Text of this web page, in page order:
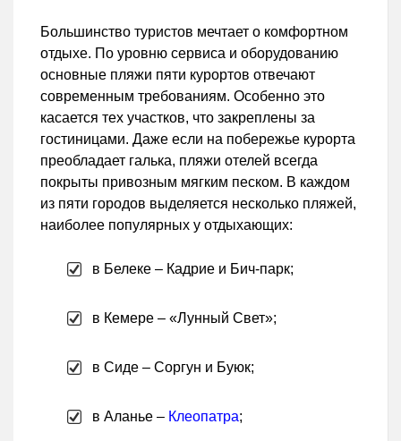
Большинство туристов мечтает о комфортном
отдыхе. По уровню сервиса и оборудованию
основные пляжи пяти курортов отвечают
современным требованиям. Особенно это
касается тех участков, что закреплены за
гостиницами. Даже если на побережье курорта
преобладает галька, пляжи отелей всегда
покрыты привозным мягким песком. В каждом
из пяти городов выделяется несколько пляжей,
наиболее популярных у отдыхающих:
в Белеке – Кадрие и Бич-парк;
в Кемере – «Лунный Свет»;
в Сиде – Соргун и Буюк;
в Аланье – Клеопатра;